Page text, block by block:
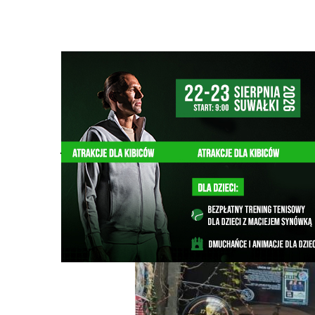
Ścieżka
nawigacyjna
KULTURA 09/07/2025
Już jutro największy plenerowy